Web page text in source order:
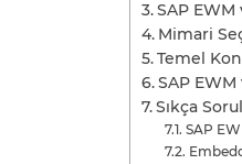
SAP EWM
Mimari
Temel
SAP
Sıkça
SAP